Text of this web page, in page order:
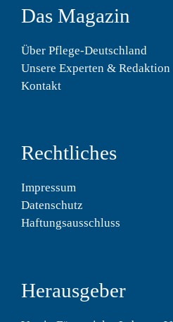
Das Magazin
Über Pflege-Deutschland
Unsere Experten & Redaktion
Kontakt
Rechtliches
Impressum
Datenschutz
Haftungsausschluss
Herausgeber